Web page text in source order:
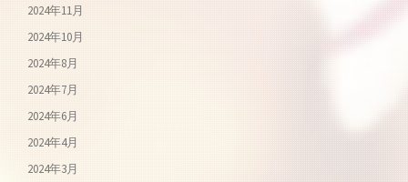
2024年11月
2024年10月
2024年8月
2024年7月
2024年6月
2024年4月
2024年3月